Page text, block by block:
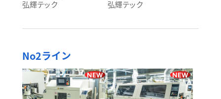
弘輝テック
弘輝テック
No2ライン
NEW NEW